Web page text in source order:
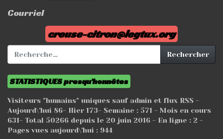
Courriel
creuse-citron@legtux.org
Rechercher :
Rechercher
STATISTIQUES presqu'honnêtes
Visiteurs "humains" uniques sauf admin et flux RSS -
Aujourd\'hui 86- Hier 173- Semaine : 571 - Mois en cours
631- Total 50266 depuis le 20 juin 2016 - En ligne : 2 -
Pages vues aujourd\'hui : 944